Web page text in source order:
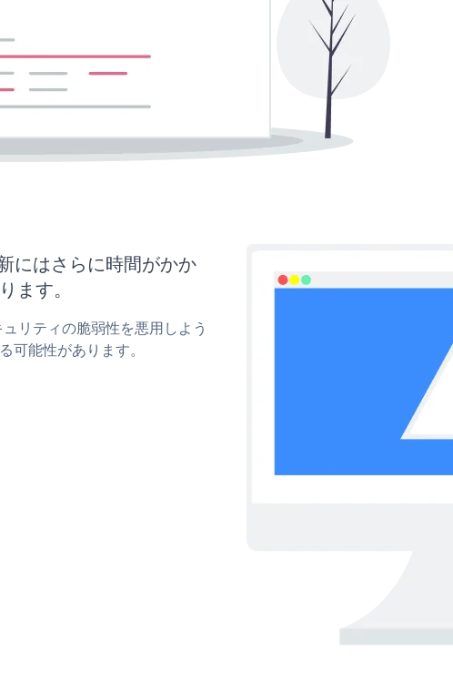
はさらに時間がかか
ます。
リティの脆弱性を悪用しよう
可能性があります。